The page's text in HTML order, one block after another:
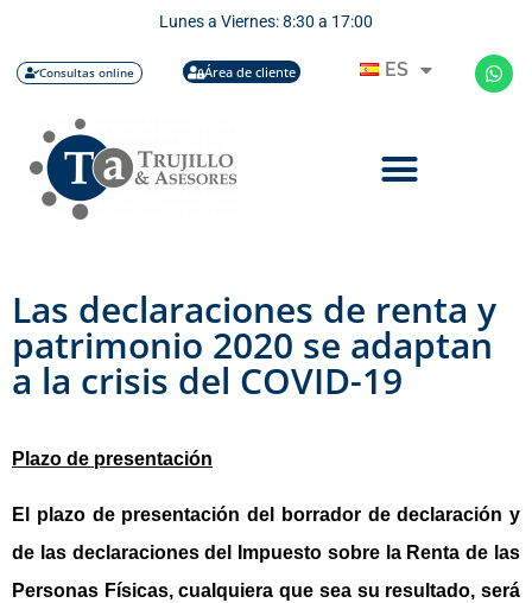
Lunes a Viernes: 8:30 a 17:00
Consultas online Área de cliente ES
Las declaraciones de renta y
patrimonio 2020 se adaptan
a la crisis del COVID-19
Plazo de presentación
El plazo de presentación del borrador de declaración y
de las declaraciones del Impuesto sobre la Renta de las
Personas Físicas, cualquiera que sea su resultado, será